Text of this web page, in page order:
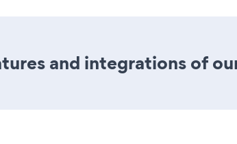
and integrations of